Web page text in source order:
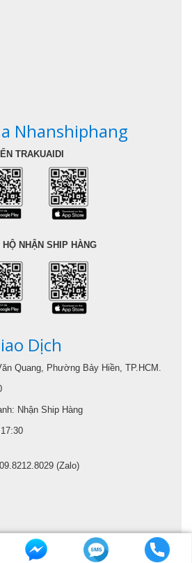
Nhanshiphang
TRAKUAIDI
NHẬN SHIP HÀNG
Dịch
Quang, Phường Bảy Hiền, TP.HCM.
Nhận Ship Hàng
(Zalo)